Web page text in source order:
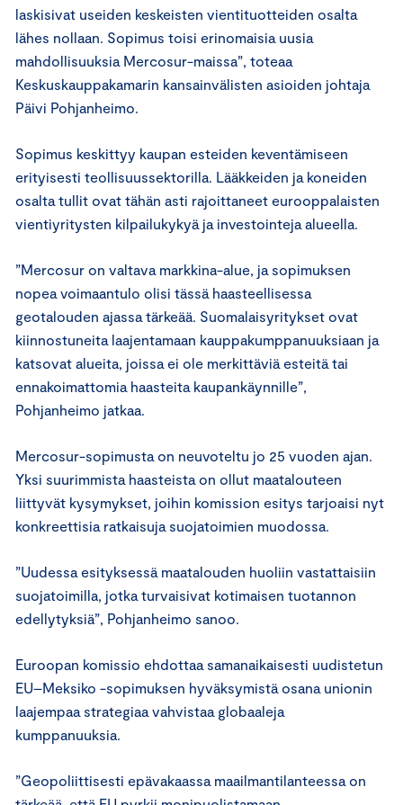
laskisivat useiden keskeisten vientituotteiden osalta
lähes nollaan. Sopimus toisi erinomaisia uusia
mahdollisuuksia Mercosur-maissa”, toteaa
Keskuskauppakamarin kansainvälisten asioiden johtaja
Päivi Pohjanheimo.
Sopimus keskittyy kaupan esteiden keventämiseen
erityisesti teollisuussektorilla. Lääkkeiden ja koneiden
osalta tullit ovat tähän asti rajoittaneet eurooppalaisten
vientiyritysten kilpailukykyä ja investointeja alueella.
”Mercosur on valtava markkina-alue, ja sopimuksen
nopea voimaantulo olisi tässä haasteellisessa
geotalouden ajassa tärkeää. Suomalaisyritykset ovat
kiinnostuneita laajentamaan kauppakumppanuuksiaan ja
katsovat alueita, joissa ei ole merkittäviä esteitä tai
ennakoimattomia haasteita kaupankäynnille”,
Pohjanheimo jatkaa.
Mercosur-sopimusta on neuvoteltu jo 25 vuoden ajan.
Yksi suurimmista haasteista on ollut maatalouteen
liittyvät kysymykset, joihin komission esitys tarjoaisi nyt
konkreettisia ratkaisuja suojatoimien muodossa.
”Uudessa esityksessä maatalouden huoliin vastattaisiin
suojatoimilla, jotka turvaisivat kotimaisen tuotannon
edellytyksiä”, Pohjanheimo sanoo.
Euroopan komissio ehdottaa samanaikaisesti uudistetun
EU–Meksiko -sopimuksen hyväksymistä osana unionin
laajempaa strategiaa vahvistaa globaaleja
kumppanuuksia.
”Geopoliittisesti epävakaassa maailmantilanteessa on